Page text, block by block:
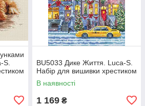
S.
BU5033 Дике Життя. Luca-S.
Набір для вишивки хрестиком
В наявності
1 169 ₴